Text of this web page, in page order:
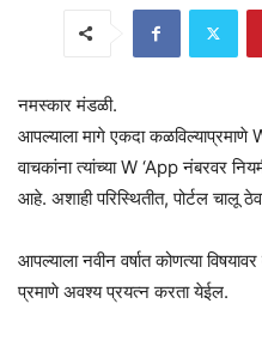
नमस्कार मंडळी.
आपल्याला मागे एकदा कळविल्याप्रमाणे
वाचकांना त्यांच्या W ‘App नंबरवर
आहे. अशाही परिस्थितीत, पोर्टल चालू
आपल्याला नवीन वर्षात कोणत्या
प्रमाणे अवश्य प्रयत्न करता येईल.